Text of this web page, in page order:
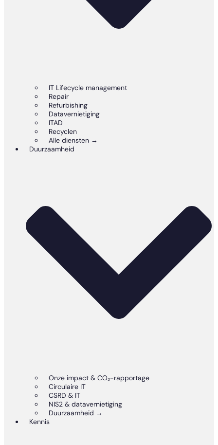
IT Lifecycle management
Repair
Refurbishing
Datavernietiging
ITAD
Recyclen
Alle diensten →
Duurzaamheid
Onze impact & CO₂-rapportage
Circulaire IT
CSRD & IT
NIS2 & datavernietiging
Duurzaamheid →
Kennis